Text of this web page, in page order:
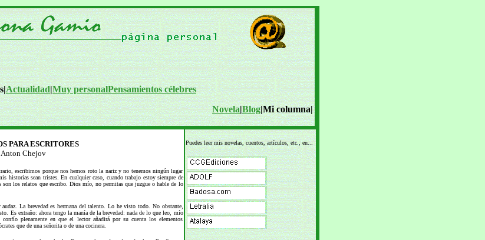
Actualidad|Muy personalPensamientos célebres
Novela|Blog|Mi columna|
PARA ESCRITORES
Anton Chejov
escribimos porque nos hemos roto la nariz y no tenemos ningún lugar
historias sean tristes. En cualquier caso, cuando trabajo estoy siempre de
los relatos que escribo. Dios mío, no permitas que juzgue o hable de lo
La brevedad es hermana del talento. Lo he visto todo. No obstante,
Es extraño: ahora tengo la manía de la brevedad: nada de lo que leo, mío
plenamente en que el lector añadirá por su cuenta los elementos
que de una señorita o de una cocinera.
Puedes leer mis novelas, cuentos, artículos, etc., en...